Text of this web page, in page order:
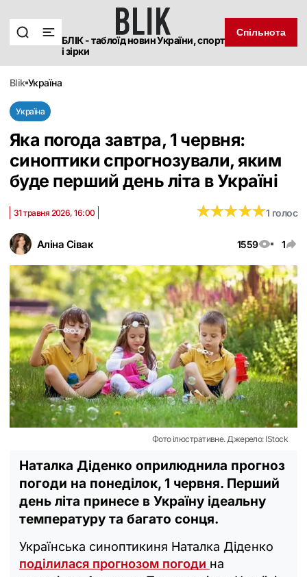
БЛІК - таблоїд новин України, спорт
і зірки
Спільнота
blik україна
Україна
Яка погода завтра, 1 червня:
синоптики спрогнозували, яким
буде перший день літа в Україні
Аліна Сівак 1559 1
31 травня 2026, 16:00 ★★★★★
★★★★★1 голос
Фото ілюстративне. Джерело: IStock
Наталка Діденко оприлюднила прогноз
погоди на понеділок, 1 червня. Перший
день літа принесе в Україну ідеальну
температуру та багато сонця.
Українська синоптикиня Наталка Діденко
поділилася прогнозом погоди на